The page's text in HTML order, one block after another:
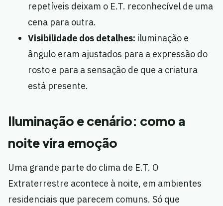
repetíveis deixam o E.T. reconhecível de uma
cena para outra.
Visibilidade dos detalhes: iluminação e
ângulo eram ajustados para a expressão do
rosto e para a sensação de que a criatura
está presente.
Iluminação e cenário: como a
noite vira emoção
Uma grande parte do clima de E.T. O
Extraterrestre acontece à noite, em ambientes
residenciais que parecem comuns. Só que